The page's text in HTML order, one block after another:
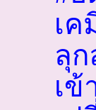
เ
ลุ
เ